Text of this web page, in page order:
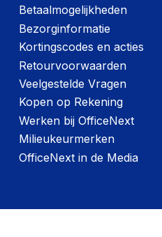
Betaalmogelijkheden
Bezorginformatie
Kortingscodes en acties
Retourvoorwaarden
Veelgestelde Vragen
Kopen op Rekening
Werken bij OfficeNext
Milieukeurmerken
OfficeNext in de Media